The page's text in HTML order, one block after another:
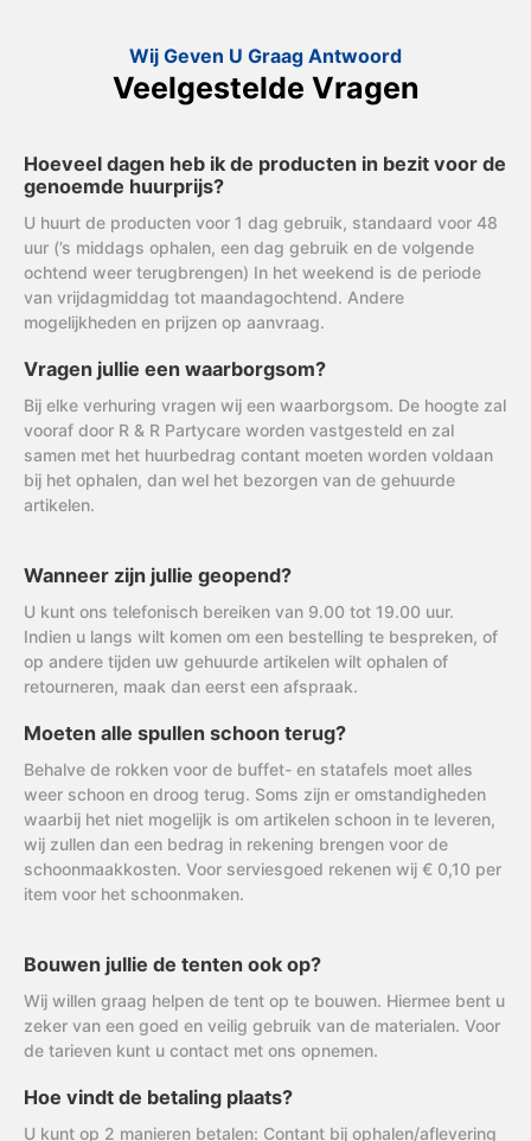
Wij Geven U Graag Antwoord
Veelgestelde Vragen
Hoeveel dagen heb ik de producten in bezit voor de
genoemde huurprijs?
U huurt de producten voor 1 dag gebruik, standaard voor 48
uur (’s middags ophalen, een dag gebruik en de volgende
ochtend weer terugbrengen) In het weekend is de periode
van vrijdagmiddag tot maandagochtend. Andere
mogelijkheden en prijzen op aanvraag.
Vragen jullie een waarborgsom?
Bij elke verhuring vragen wij een waarborgsom. De hoogte zal
vooraf door R & R Partycare worden vastgesteld en zal
samen met het huurbedrag contant moeten worden voldaan
bij het ophalen, dan wel het bezorgen van de gehuurde
artikelen.
Wanneer zijn jullie geopend?
U kunt ons telefonisch bereiken van 9.00 tot 19.00 uur.
Indien u langs wilt komen om een bestelling te bespreken, of
op andere tijden uw gehuurde artikelen wilt ophalen of
retourneren, maak dan eerst een afspraak.
Moeten alle spullen schoon terug?
Behalve de rokken voor de buffet- en statafels moet alles
weer schoon en droog terug. Soms zijn er omstandigheden
waarbij het niet mogelijk is om artikelen schoon in te leveren,
wij zullen dan een bedrag in rekening brengen voor de
schoonmaakkosten. Voor serviesgoed rekenen wij € 0,10 per
item voor het schoonmaken.
Bouwen jullie de tenten ook op?
Wij willen graag helpen de tent op te bouwen. Hiermee bent u
zeker van een goed en veilig gebruik van de materialen. Voor
de tarieven kunt u contact met ons opnemen.
Hoe vindt de betaling plaats?
U kunt op 2 manieren betalen: Contant bij ophalen/aflevering